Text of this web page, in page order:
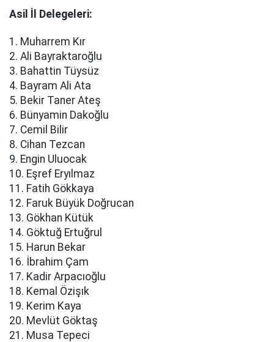
Asil İl Delegeleri:
1. Muharrem Kır
2. Ali Bayraktaroğlu
3. Bahattin Tüysüz
4. Bayram Ali Ata
5. Bekir Taner Ateş
6. Bünyamin Dakoğlu
7. Cemil Bilir
8. Cihan Tezcan
9. Engin Uluocak
10. Eşref Eryılmaz
11. Fatih Gökkaya
12. Faruk Büyük Doğrucan
13. Gökhan Kütük
14. Göktuğ Ertuğrul
15. Harun Bekar
16. İbrahim Çam
17. Kadir Arpacıoğlu
18. Kemal Özişık
19. Kerim Kaya
20. Mevlüt Göktaş
21. Musa Tepeci